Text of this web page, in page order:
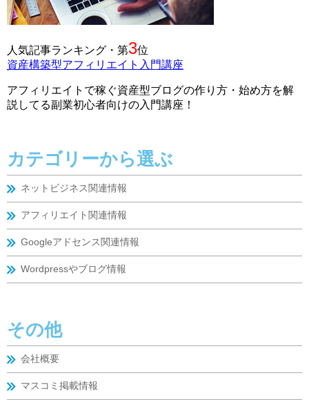
人気記事ランキング・第3位
資産構築型アフィリエイト入門講座
アフィリエイトで稼ぐ資産型ブログの作り方・始め方を解
説してる副業初心者向けの入門講座！
カテゴリーから選ぶ
ネットビジネス関連情報
アフィリエイト関連情報
Googleアドセンス関連情報
Wordpressやブログ情報
その他
会社概要
マスコミ掲載情報